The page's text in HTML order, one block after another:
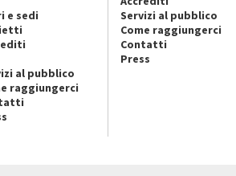
e sedi
al pubblico
raggiungerci
Servizi al pubblico
Come raggiungerci
Contatti
Press